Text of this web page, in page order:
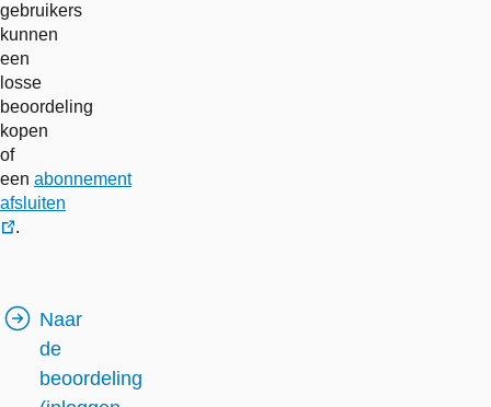
gebruikers
kunnen
een
losse
beoordeling
kopen
of
een abonnement
afsluiten
.
Naar
de
beoordeling